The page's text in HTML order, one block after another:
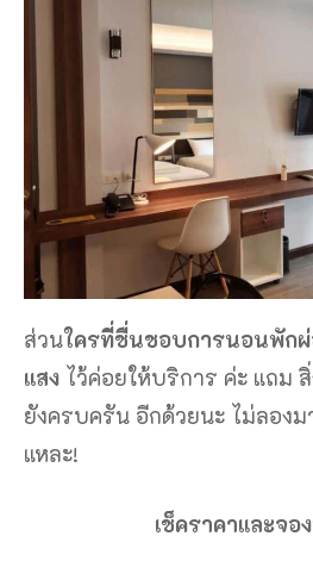
ส่วนใครที่ชื่นชอบการนอนพัก
แสง ไว้ค่อยให้บริการ ค่ะ แถม
ยังครบครัน อีกด้วยนะ ไม่ลอง
แหละ!
เช็คราคาและจอ